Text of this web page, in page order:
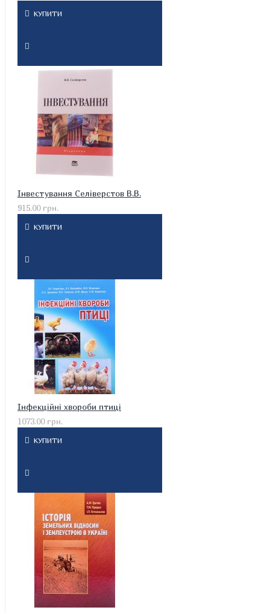
КУПИТИ
Інвестування Селіверстов В.В.
915.00 грн.
КУПИТИ
Інфекційні хвороби птиці
1073.00 грн.
КУПИТИ